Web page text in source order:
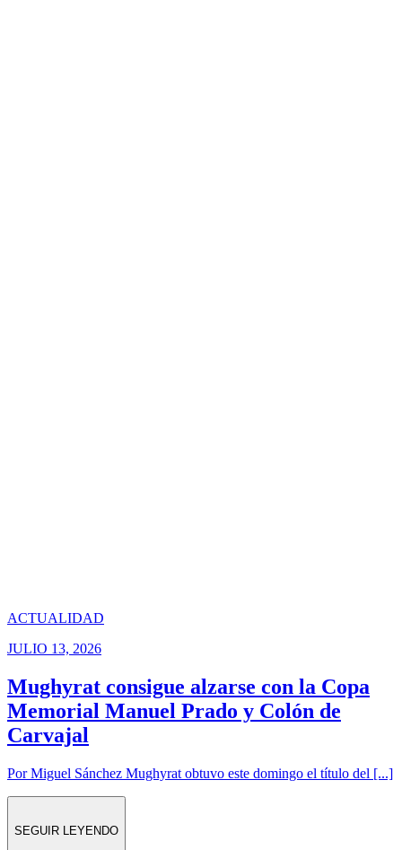
ACTUALIDAD
JULIO 13, 2026
Mughyrat consigue alzarse con la Copa
Memorial Manuel Prado y Colón de
Carvajal
Por Miguel Sánchez Mughyrat obtuvo este domingo el título del [...]
SEGUIR LEYENDO